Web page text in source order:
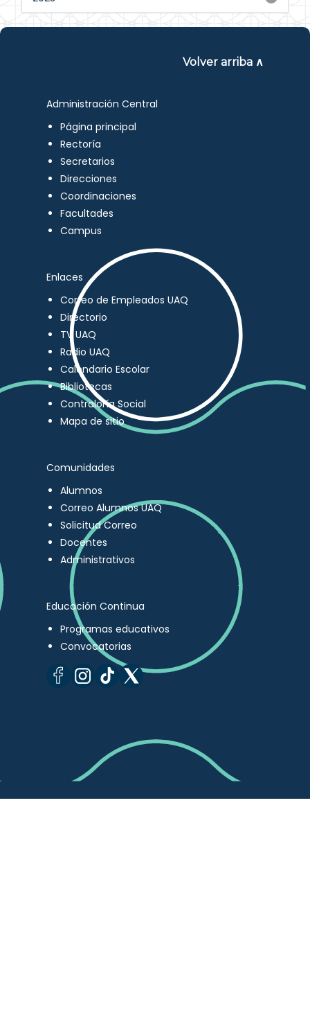
Volver arriba ∧
Administración Central
Página principal
Rectoría
Secretarios
Direcciones
Coordinaciones
Facultades
Campus
Enlaces
Correo de Empleados UAQ
Directorio
TV UAQ
Radio UAQ
Calendario Escolar
Bibliotecas
Contraloría Social
Mapa de sitio
Comunidades
Alumnos
Correo Alumnos UAQ
Solicitud Correo
Docentes
Administrativos
Educación Continua
Programas educativos
Convocatorias